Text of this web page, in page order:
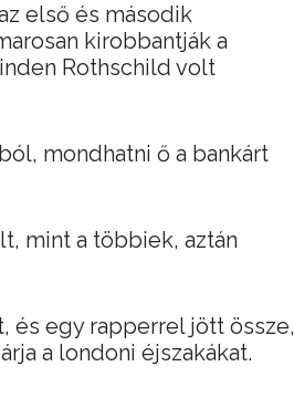
első és második
kirobbantják a
Rothschild volt
mondhatni ő a bankárt
mint a többiek, aztán
és egy rapperrel jött össze,
a londoni éjszakákat.